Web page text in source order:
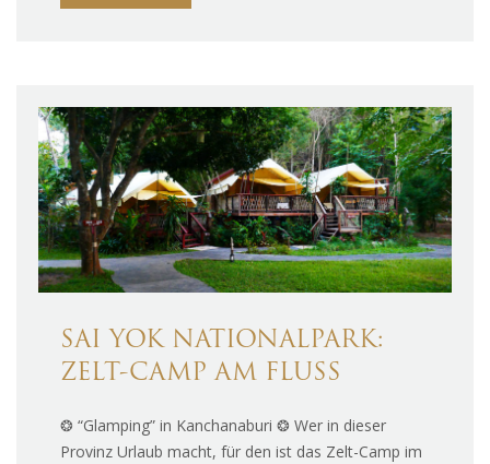
SAI YOK NATIONALPARK:
ZELT-CAMP AM FLUSS
❂ “Glamping” in Kanchanaburi ❂ Wer in dieser
Provinz Urlaub macht, für den ist das Zelt-Camp im